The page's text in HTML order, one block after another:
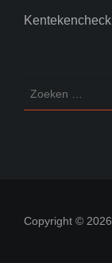
Copyright ©